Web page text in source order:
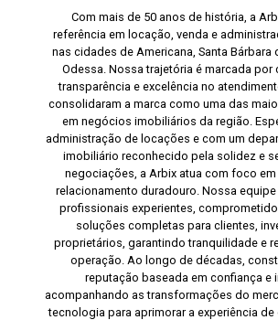
Com mais de 50 anos de história, a
referência em locação, venda e
nas cidades de Americana, Santa Bárbara
Odessa. Nossa trajetória é marcada por
transparência e excelência no
consolidaram a marca como uma das
em negócios imobiliários da região.
administração de locações e com um
imobiliário reconhecido pela solidez e
negociações, a Arbix atua com foco
relacionamento duradouro. Nossa
profissionais experientes,
soluções completas para clientes,
proprietários, garantindo tranquilidade e
operação. Ao longo de décadas,
reputação baseada em confiança e
acompanhando as transformações do
tecnologia para aprimorar a experiência de